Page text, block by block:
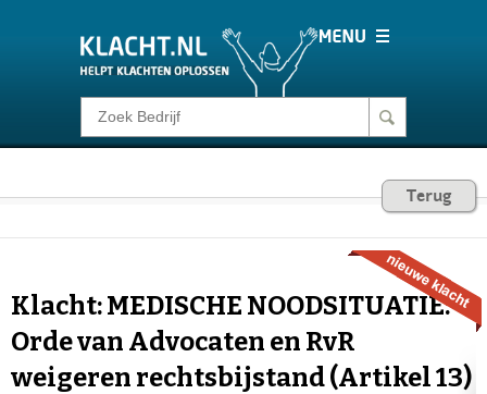
Klacht melden
Consumentenrecht
Voor Bedrijven
Terug
Klacht: MEDISCHE NOODSITUATIE:
Orde van Advocaten en RvR
weigeren rechtsbijstand (Artikel 13)